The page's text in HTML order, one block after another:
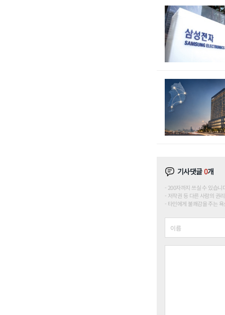
기사댓글0개
200자까지 쓰실 수 있습
저작권 등 다른 사람의 권
타인에게 불쾌감을 주는